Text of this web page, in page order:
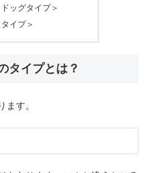
ッグタイプ＞
イプ＞
タイプとは？
ます。